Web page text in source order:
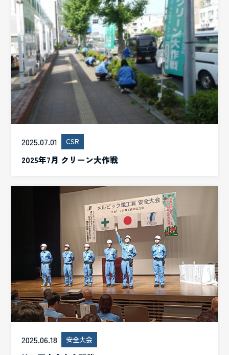
2025.07.01 CSR
2025年7月 クリーン大作戦
2025.06.18 安全大会